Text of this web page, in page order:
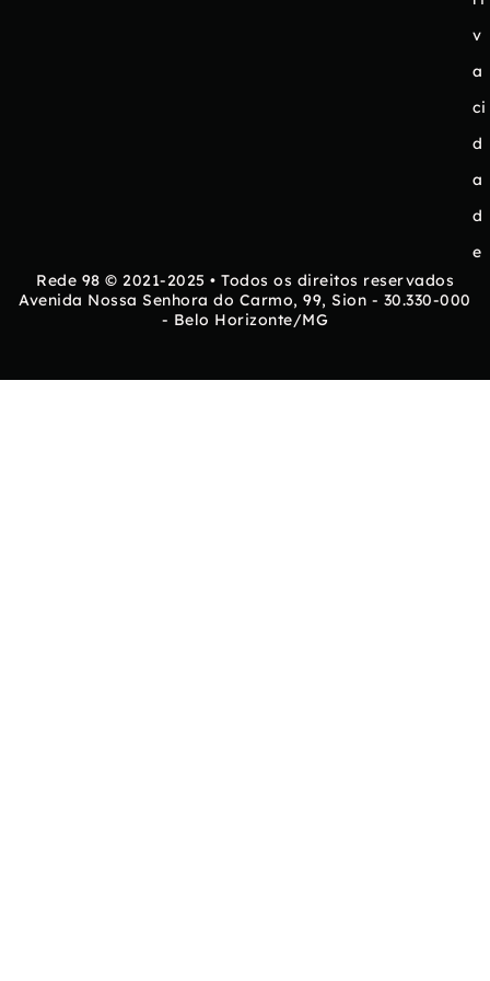
v
a
ci
d
a
d
e
Rede 98 © 2021-2025 • Todos os direitos reservados
Avenida Nossa Senhora do Carmo, 99, Sion - 30.330-000
- Belo Horizonte/MG